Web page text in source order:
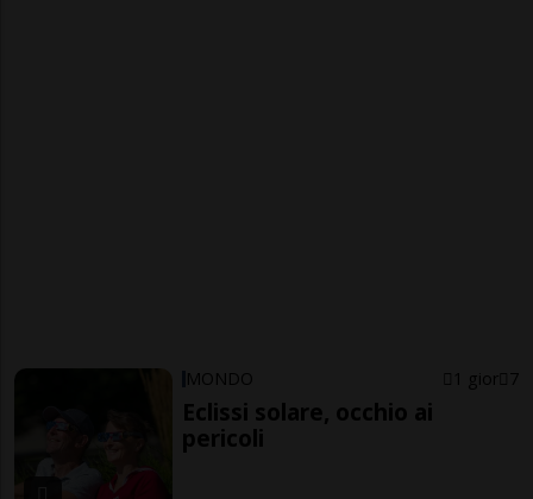
MONDO 1 gior 7
Eclissi solare, occhio ai
pericoli